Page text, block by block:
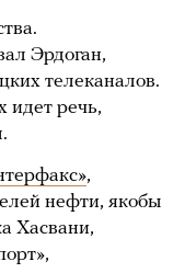
Эрдоган,
телеканалов.
идет речь,
,
нефти, якобы
Хасвани,